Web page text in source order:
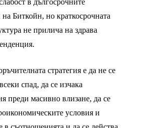
в дългосрочните
Биткойн, но краткосрочната
не прилича на здрава
стратегия е да не се
спад, да се изчака
преди масивно влизане, да се
условия и